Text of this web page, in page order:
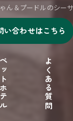
ん＆プードルのシー
い合わせはこちら
ペットホテル よくある質問